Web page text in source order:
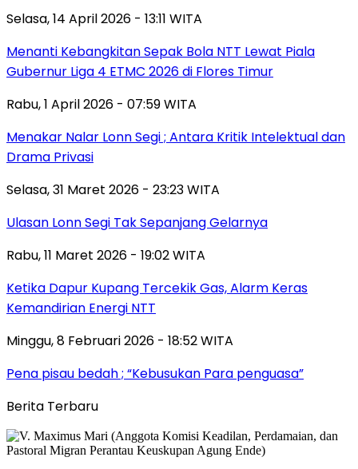
Selasa, 14 April 2026 - 13:11 WITA
Menanti Kebangkitan Sepak Bola NTT Lewat Piala
Gubernur Liga 4 ETMC 2026 di Flores Timur
Rabu, 1 April 2026 - 07:59 WITA
Menakar Nalar Lonn Segi ; Antara Kritik Intelektual dan
Drama Privasi
Selasa, 31 Maret 2026 - 23:23 WITA
Ulasan Lonn Segi Tak Sepanjang Gelarnya
Rabu, 11 Maret 2026 - 19:02 WITA
Ketika Dapur Kupang Tercekik Gas, Alarm Keras
Kemandirian Energi NTT
Minggu, 8 Februari 2026 - 18:52 WITA
Pena pisau bedah ; “Kebusukan Para penguasa”
Berita Terbaru